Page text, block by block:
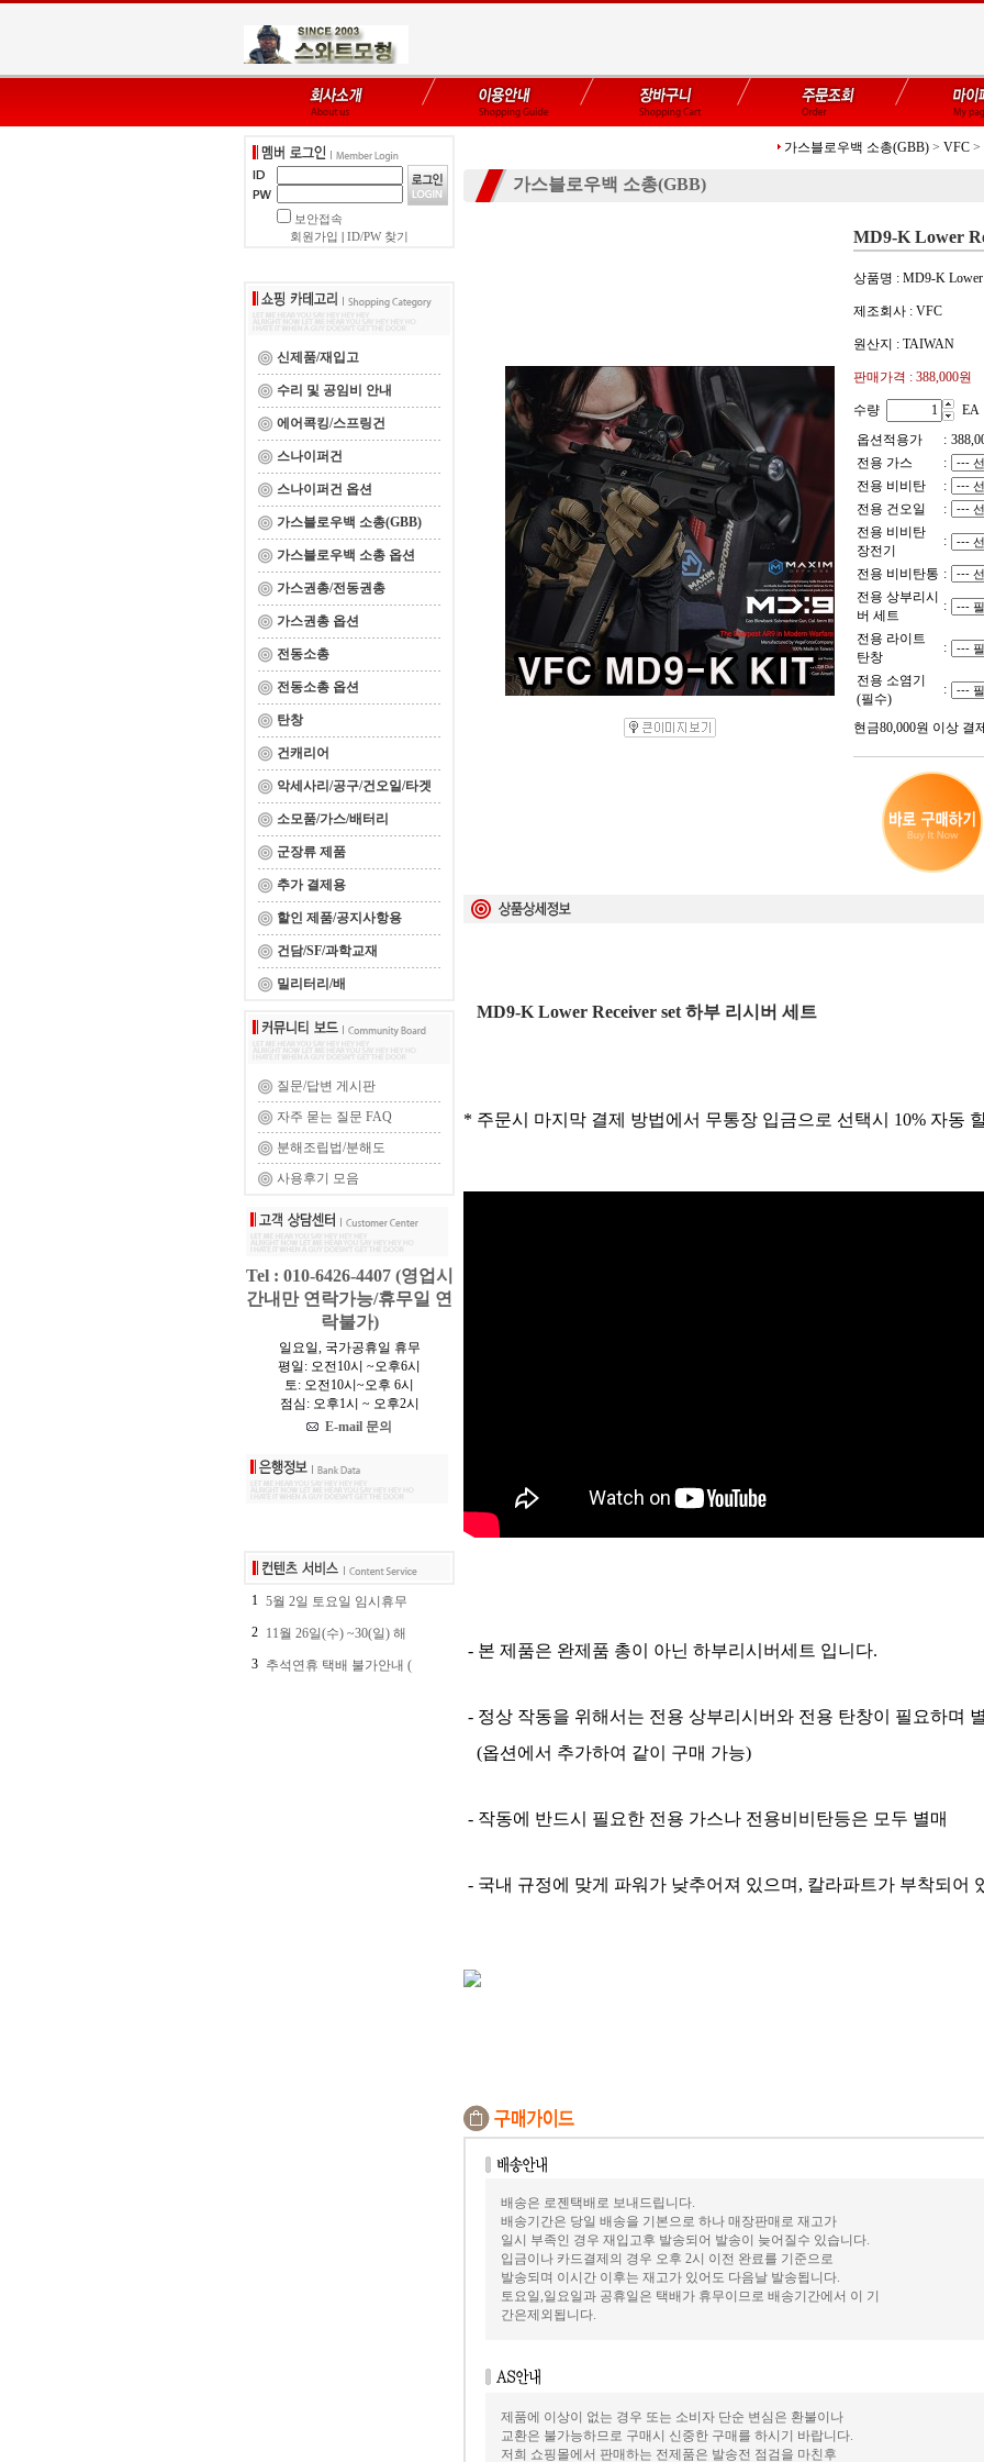
보안접속
회원가입
ID/PW 찾기
신제품/재입고
수리 및 공임비 안내
에어콕킹/스프링건
스나이퍼건
스나이퍼건 옵션
가스블로우백 소총(GBB)
가스블로우백 소총 옵션
가스권총/전동권총
가스권총 옵션
전동소총
전동소총 옵션
탄창
건캐리어
악세사리/공구/건오일/타겟
소모품/가스/배터리
군장류 제품
추가 결제용
할인 제품/공지사항용
건담/SF/과학교재
밀리터리/배
질문/답변 게시판
자주 묻는 질문 FAQ
분해조립법/분해도
사용후기 모음
Tel : 010-6426-4407 (영업시
간내만 연락가능/휴무일 연
락불가)
일요일, 국가공휴일 휴무
평일: 오전10시 ~오후6시
토: 오전10시~오후 6시
점심: 오후1시 ~ 오후2시
E-mail 문의
1 5월 2일 토요일 임시휴무
2 11월 26일(수) ~30(일) 해
3 추석연휴 택배 불가안내 (
가스블로우백 소총(GBB) > VFC >
가스블로우백 소총(GBB)
MD9-K Lower
상품명 : MD9-K Lower
제조회사 : VFC
원산지 : TAIWAN
판매가격 : 388,000원
수량
EA
옵션적용가
:
전용 가스
:
전용 비비탄
:
전용 건오일
:
전용 비비탄
장전기
:
전용 비비탄통 :
전용 상부리시
버 세트
:
전용 라이트
탄창
:
전용 소염기
(필수)
:
현금80,000원 이상 결
MD9-K Lower Receiver set 하부 리시버 세트
* 주문시 마지막 결제 방법에서 무통장 입금으로 선택시 10% 자동
- 본 제품은 완제품 총이 아닌 하부리시버세트 입니다.
- 정상 작동을 위해서는 전용 상부리시버와 전용 탄창이 필요하며
(옵션에서 추가하여 같이 구매 가능)
- 작동에 반드시 필요한 전용 가스나 전용비비탄등은 모두 별매
- 국내 규정에 맞게 파워가 낮추어져 있으며, 칼라파트가 부착되어
배송은 로젠택배로 보내드립니다.
배송기간은 당일 배송을 기본으로 하나 매장판매로 재고가
일시 부족인 경우 재입고후 발송되어 발송이 늦어질수 있습니다.
입금이나 카드결제의 경우 오후 2시 이전 완료를 기준으로
발송되며 이시간 이후는 재고가 있어도 다음날 발송됩니다.
토요일,일요일과 공휴일은 택배가 휴무이므로 배송기간에서 이 기
간은제외됩니다.
제품에 이상이 없는 경우 또는 소비자 단순 변심은 환불이나
교환은 불가능하므로 구매시 신중한 구매를 하시기 바랍니다.
저희 쇼핑몰에서 판매하는 전제품은 발송전 점검을 마친후